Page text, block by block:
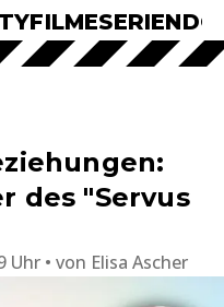
FILMESERIEN
des "Servus
Uhr von Elisa Ascher